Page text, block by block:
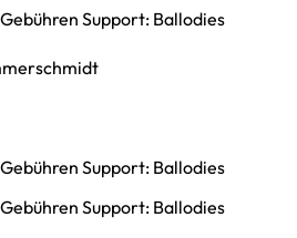
Support: Ballodies
Support: Ballodies
Support: Ballodies